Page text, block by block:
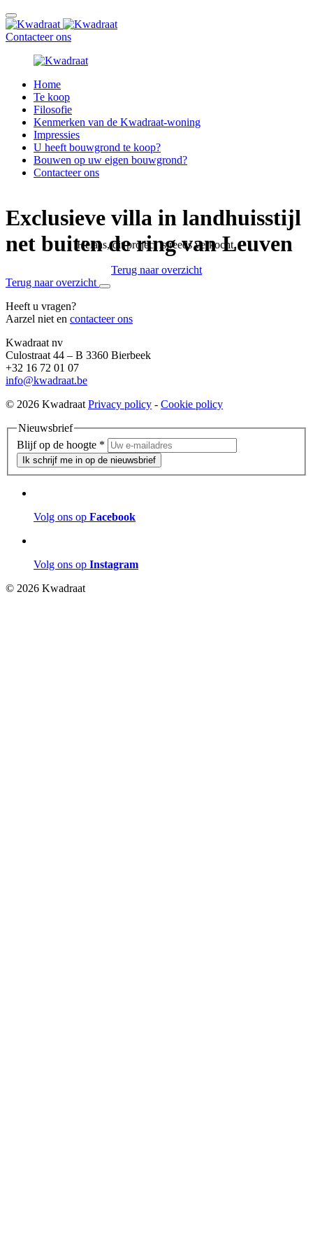
Contacteer ons
Home
Te koop
Filosofie
Kenmerken van de Kwadraat-woning
Impressies
U heeft bouwgrond te koop?
Bouwen op uw eigen bouwgrond?
Contacteer ons
Exclusieve villa in landhuisstijl
net buiten de ring van Leuven
Helaas, dit project is reeds verkocht.
Terug naar overzicht
Terug naar overzicht
Heeft u vragen?
Aarzel niet en contacteer ons
Kwadraat nv
Culostraat 44 – B 3360 Bierbeek
+32 16 72 01 07
info@kwadraat.be
© 2026 Kwadraat Privacy policy - Cookie policy
Nieuwsbrief
Blijf op de hoogte *
Ik schrijf me in op de nieuwsbrief
Volg ons op Facebook
Volg ons op Instagram
© 2026 Kwadraat